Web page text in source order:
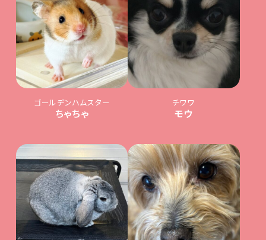
ゴールデンハムスター
ちゃちゃ
チワワ
モウ